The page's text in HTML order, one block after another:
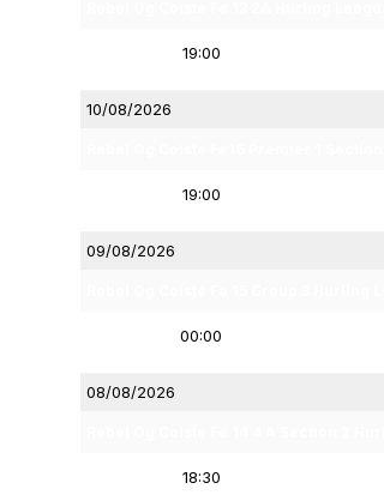
19:00
10/08/2026
19:00
09/08/2026
00:00
08/08/2026
18:30